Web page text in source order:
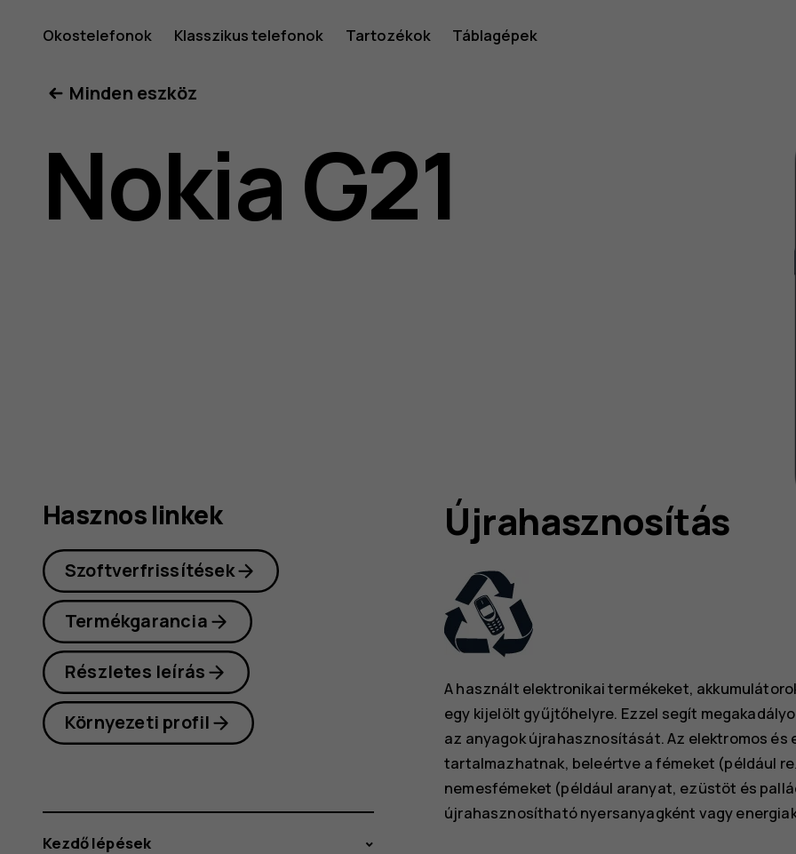
Nokia
G21
felhasználói
Okostelefonok Klasszikus telefonok Tartozékok Táblagépek
Minden eszköz
Nokia G21
Újrahasznosítás
A használt elektronikai termékeket,
egy kijelölt gyűjtőhelyre. Ezzel segít
az anyagok újrahasznosítását. Az elektromos
tartalmazhatnak, beleértve a fémeket (például
nemesfémeket (például aranyat, ezüstöt és
újrahasznosítható nyersanyagként vagy
Hasznos linkek
Szoftverfrissítések
Termékgarancia
Részletes leírás
Környezeti profil
Kezdő lépések